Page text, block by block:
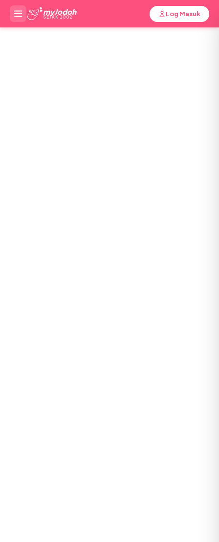
myJodoh
SEJAK 2002 Log Masuk